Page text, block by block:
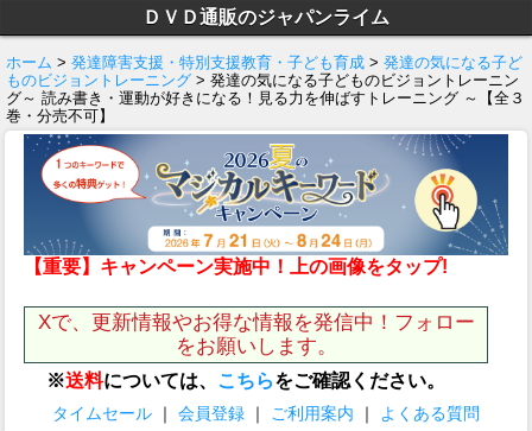
ＤＶＤ通販のジャパンライム
ホーム > 発達障害支援・特別支援教育・子ども育成 > 発達の気になる子ど
ものビジョントレーニング > 発達の気になる子どものビジョントレーニン
グ～ 読み書き・運動が好きになる！見る力を伸ばすトレーニング ～【全３
巻・分売不可】
【重要】キャンペーン実施中！上の画像をタップ!
Xで、更新情報やお得な情報を発信中！フォロー
をお願いします。
※送料については、 こちらをご確認ください。
タイムセール ｜ 会員登録 ｜ ご利用案内 ｜ よくある質問